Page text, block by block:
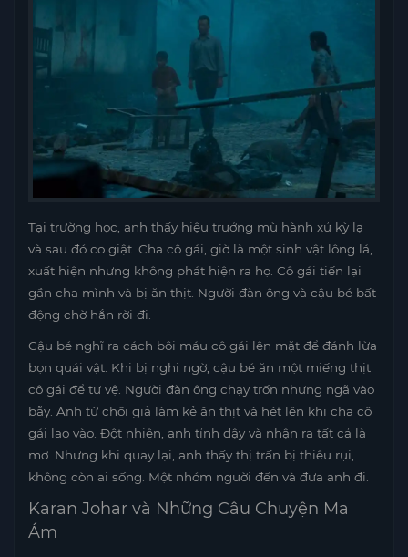
Tại trường học, anh thấy hiệu trưởng mù hành xử kỳ lạ
và sau đó co giật. Cha cô gái, giờ là một sinh vật lông lá,
xuất hiện nhưng không phát hiện ra họ. Cô gái tiến lại
gần cha mình và bị ăn thịt. Người đàn ông và cậu bé bất
động chờ hắn rời đi.
Cậu bé nghĩ ra cách bôi máu cô gái lên mặt để đánh lừa
bọn quái vật. Khi bị nghi ngờ, cậu bé ăn một miếng thịt
cô gái để tự vệ. Người đàn ông chạy trốn nhưng ngã vào
bẫy. Anh từ chối giả làm kẻ ăn thịt và hét lên khi cha cô
gái lao vào. Đột nhiên, anh tỉnh dậy và nhận ra tất cả là
mơ. Nhưng khi quay lại, anh thấy thị trấn bị thiêu rụi,
không còn ai sống. Một nhóm người đến và đưa anh đi.
Karan Johar và Những Câu Chuyện Ma
Ám